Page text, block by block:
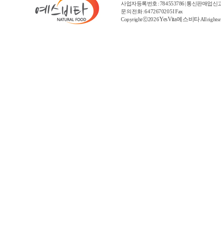
사업자등록번호 : 784553786 | 통신판매업신
문의 전화 : 6472670205 I Fax
Copyright ⓒ2026YesVita 예스비타All rights